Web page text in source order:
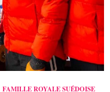
FAMILLE ROYALE SUÉDOISE